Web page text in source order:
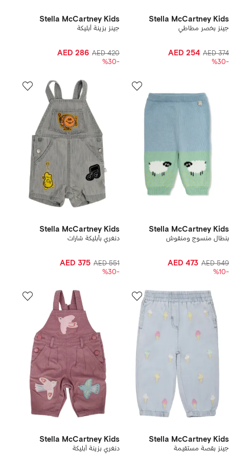
Stella McCartney Kids
جينز بخصر مطاطي
AED 374
AED 254
-%30
Stella McCartney Kids
جينز بزينة أبليكة
AED 420
AED 286
-%30
Stella McCartney Kids
بنطال منسوج ومنقوش
AED 549
AED 473
-%10
Stella McCartney Kids
دنغري بأبليكة شارات
AED 551
AED 375
-%30
Stella McCartney Kids
جينز بقصة مستقيمة
Stella McCartney Kids
دنغري بزينة أبليكة